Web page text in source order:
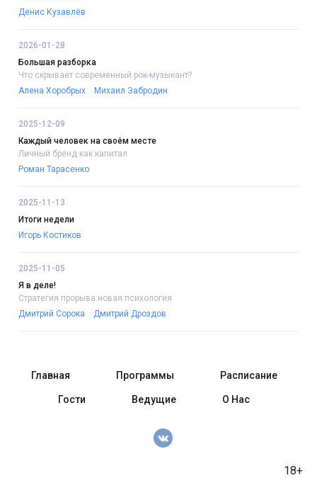
Денис Кузавлёв
2026-01-28
Большая разборка
Что скрывает современный рок-музыкант?
Алена Хоробрых
Михаил Забродин
2025-12-09
Каждый человек на своём месте
Личный бренд как капитал
Роман Тарасенко
2025-11-13
Итоги недели
Игорь Костиков
2025-11-05
Я в деле!
Стратегия прорыва:новая психология
Дмитрий Сорока
Дмитрий Дроздов
18+
Главная Программы Расписание
Гости Ведущие О Нас